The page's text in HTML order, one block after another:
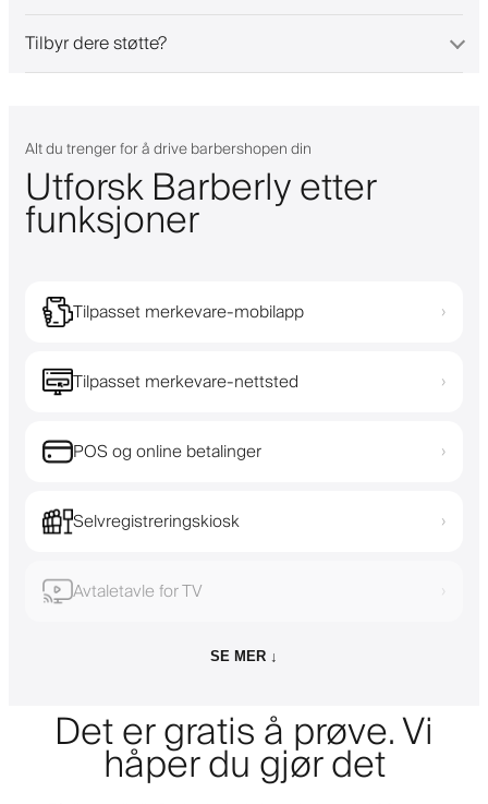
Tilbyr dere støtte?
Alt du trenger for å drive barbershopen din
Utforsk Barberly etter
funksjoner
Tilpasset merkevare-mobilapp ›
Tilpasset merkevare-nettsted ›
POS og online betalinger ›
Selvregistreringskiosk ›
Avtaletavle for TV ›
SE MER ↓
Det er gratis å prøve. Vi
håper du gjør det